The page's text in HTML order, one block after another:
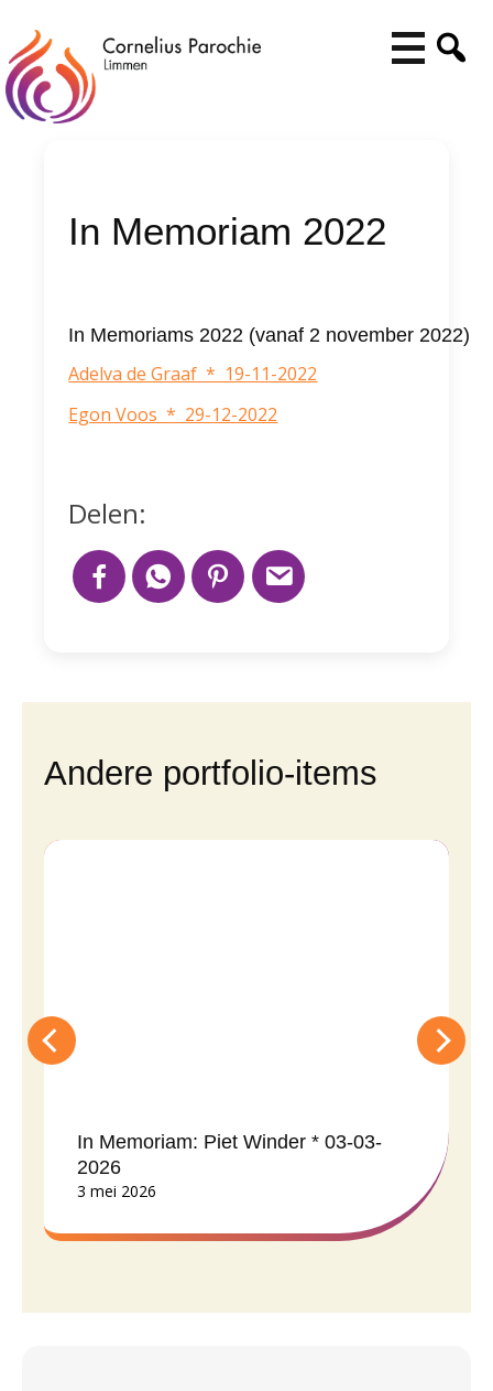
In Memoriam 2022
In Memoriams 2022 (vanaf 2 november 2022)
Adelva de Graaf * 19-11-2022
Egon Voos * 29-12-2022
Delen:
Andere portfolio-items
In Memoriam: Piet Winder * 03-03-
2026
3 mei 2026